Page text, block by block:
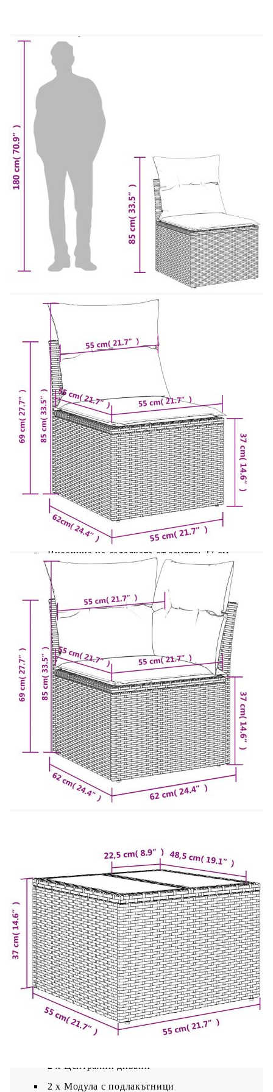
маса е изработен от здраво и издръжливо
закалено стъкло, което улеснява почистването с
влажна кърпа и добавя нотка елегантност към
вашето външно пространство. Удобна седалка:
Тази мебел за открито, снабдена с плътно
подплатени възглавници, предлага удобство
при сядане.Калъф, който може да се сваля и
може да се пере: Тези възглавници за седалки
имат подвижни калъфи за лесно пране и
поддръжка.Модулен дизайн: Този комплект
външни мебели има модулен дизайн, което го
прави напълно гъвкав и лесен за преместване,
така че можете да създадете персонализирана
подредба на външни мебели. Добре е да се
знае:За да сте сигурни, че вашите външни
мебели ще останат красиви, ви препоръчваме да
ги защитите с водоустойчиво покривало.
Максимален капацитет на натоварване (на
място): 110 кг
UV устойчив
Ъглова седалка:
Цвят: Кафяв
Материал: PE ратан, прахово боядисана
стомана
Размери: 62 x 62 x 69 см (Ш x Д x В)
Размери на седалката: 55 x 55 cм (Ш x Д)
Височина на седалката от земята: 37 см
Централна седалка:
Цвят: Кафяв
Материал: PE ратан, прахово боядисана
стомана
Размери: 55 x 62 x 69 см (Ш x Д x В)
Размери на седалката: 55 x 55 cм (Ш x Д)
Височина на седалката от земята: 37 см
Модул с подлакътници:
Цвят: Кафяв
Материал: PE ратан, прахово боядисана
стомана
Размери: 71 x 62 x 69 см (Ш x Д x В)
Размери на седалката: 55 x 55 cм (Ш x Д)
Височина на седалката от земята: 37 см
Височина на подлакътника от земята: 55 см
Маса:
Цвят: Кафяв
Материал: PE ратан, прахово боядисана
стомана, закалено стъкло
Размери: 55 x 55 x 37 см (Д x Ш x В)
Материал на покритието: Плат (100%
полиестер)
Материал за пълнеж на възглавницата за
сядане: Дунапрен
Материал за пълнеж на облегалката:
Памучни влакна
Размери на възглавницата на седалката: 55
x 55 x 3 см (Ш x Д x Деб)
Размери на възглавницата за облягане: 55 x
45 x 13 см (Д х Ш x Деб)
Доставката съдържа:
2 х Централни дивани
2 x Модула с подлакътници